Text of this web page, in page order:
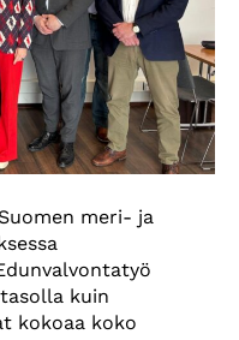
meri- ja
kuin
kokoaa koko